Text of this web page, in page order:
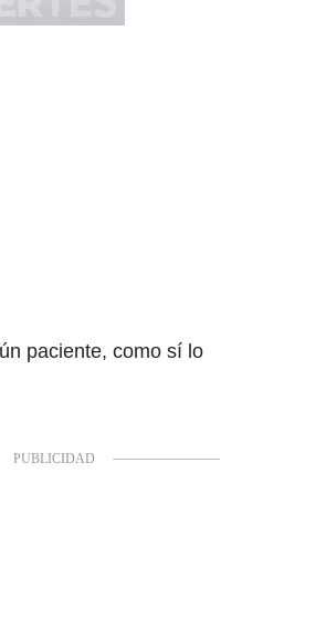
paciente, como sí lo